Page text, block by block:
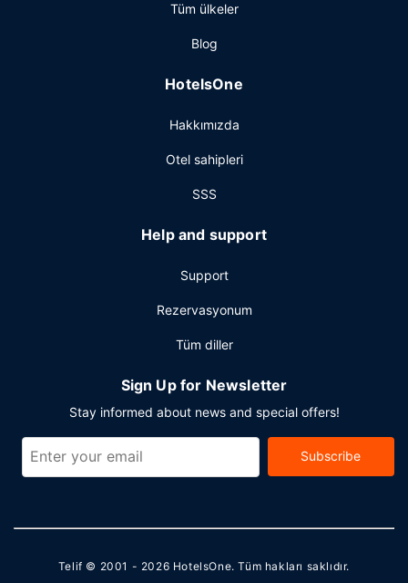
Tüm ülkeler
Blog
HotelsOne
Hakkımızda
Otel sahipleri
SSS
Help and support
Support
Rezervasyonum
Tüm diller
Sign Up for Newsletter
Stay informed about news and special offers!
Subscribe
Telif © 2001 - 2026 HotelsOne. Tüm hakları saklıdır.